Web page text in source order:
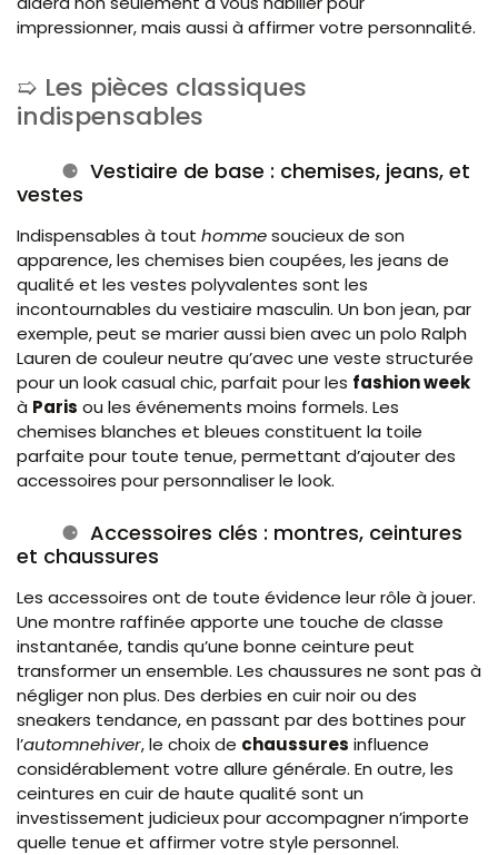
impressionner, mais aussi à affirmer votre personnalité.
Les pièces classiques
indispensables
Vestiaire de base : chemises, jeans, et
vestes
Indispensables à tout hommesoucieux de son
apparence, les chemises bien coupées, les jeans de
qualité et les vestes polyvalentes sont les
incontournables du vestiaire masculin. Un bon jean, par
exemple, peut se marier aussi bien avec un polo Ralph
Lauren de couleur neutre qu’avec une veste structurée
pour un look casual chic, parfait pour les fashion week
à Paris ou les événements moins formels. Les
chemises blanches et bleues constituent la toile
parfaite pour toute tenue, permettant d’ajouter des
accessoires pour personnaliser le look.
Accessoires clés : montres, ceintures
et chaussures
Les accessoires ont de toute évidence leur rôle à jouer.
Une montre raffinée apporte une touche de classe
instantanée, tandis qu’une bonne ceinture peut
transformer un ensemble. Les chaussures ne sont pas à
négliger non plus. Des derbies en cuir noir ou des
sneakers tendance, en passant par des bottines pour
l’automnehiver, le choix de chaussures influence
considérablement votre allure générale. En outre, les
ceintures en cuir de haute qualité sont un
investissement judicieux pour accompagner n’importe
quelle tenue et affirmer votre style personnel.